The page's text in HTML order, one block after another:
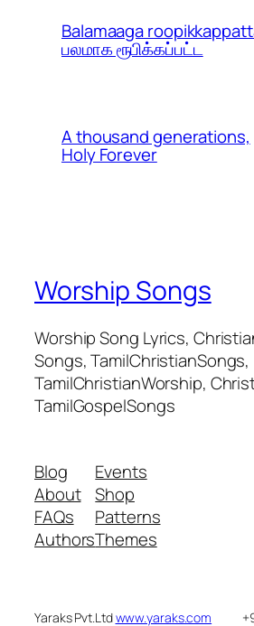
Balamaaga
பலமாக ரூபிக்கப்பட்ட
A thousand generations,
Holy Forever
Worship Songs
Worship Song Lyrics,
Songs, TamilChristianSongs,
TamilChristianWorship,
TamilGospelSongs
Blog
About
FAQs
Authors
Events
Shop
Patterns
Themes
Yaraks Pvt.Ltdwww.yaraks.com